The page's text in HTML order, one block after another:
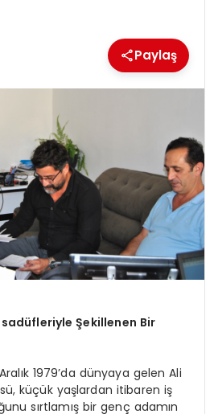
Paylaş
Şekillenen Bir
1979’da dünyaya gelen Ali
küçük yaşlardan itibaren iş
sırtlamış bir genç adamın